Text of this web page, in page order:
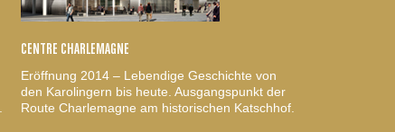
CENTRE CHARLEMAGNE
Eröffnung 2014 – Lebendige Geschichte von
den Karolingern bis heute. Ausgangspunkt der
Route Charlemagne am historischen Katschhof.